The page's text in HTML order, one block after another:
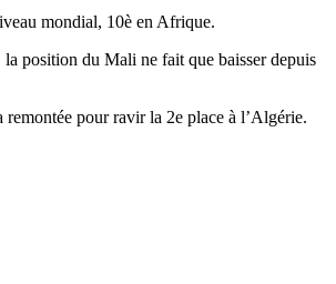
mondial, 10è en Afrique.
position du Mali ne fait que baisser depuis
pour ravir la 2e place à l’Algérie.